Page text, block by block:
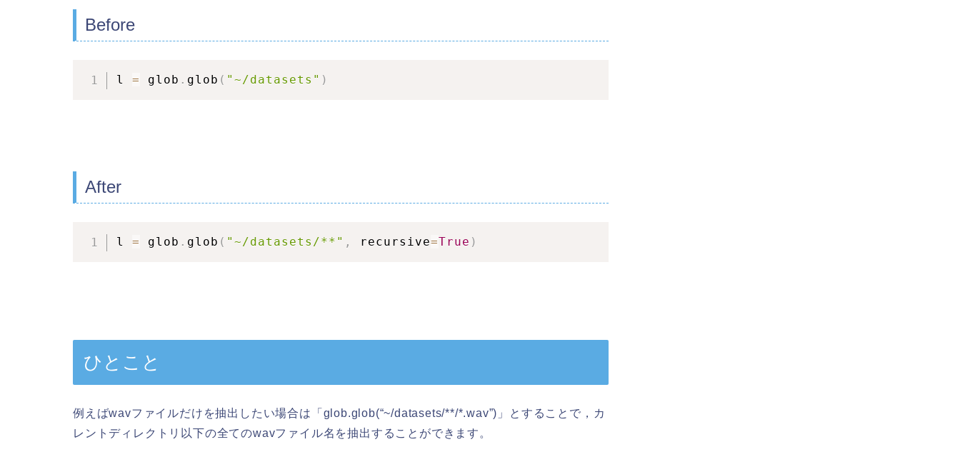
Before
l = glob . glob ( "~/datasets" )
After
l = glob . glob ( "~/datasets/**" , recursive=True )
ひとこと
例えばwavファイルだけを抽出したい場合は「glob.glob(“~/datasets/**/*.wav”)」とすることで，カ
レントディレクトリ以下の全てのwavファイル名を抽出することができます。